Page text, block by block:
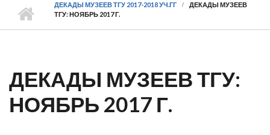
ДЕКАДЫ МУЗЕЕВ ТГУ 2017-2018 УЧ.ГГ
ДЕКАДЫ МУЗЕЕВ
ТГУ: НОЯБРЬ 2017 Г.
ДЕКАДЫ МУЗЕЕВ ТГУ:
НОЯБРЬ 2017 Г.